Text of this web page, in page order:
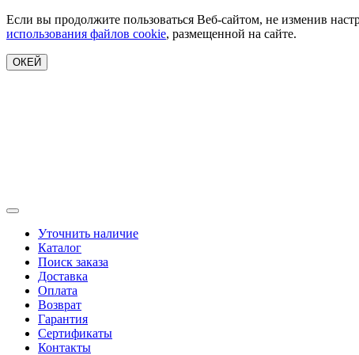
Если вы продолжите пользоваться Веб-сайтом, не изменив
использования файлов cookie, размещенной на сайте.
ОКЕЙ
Уточнить наличие
Каталог
Поиск заказа
Доставка
Оплата
Возврат
Гарантия
Сертификаты
Контакты